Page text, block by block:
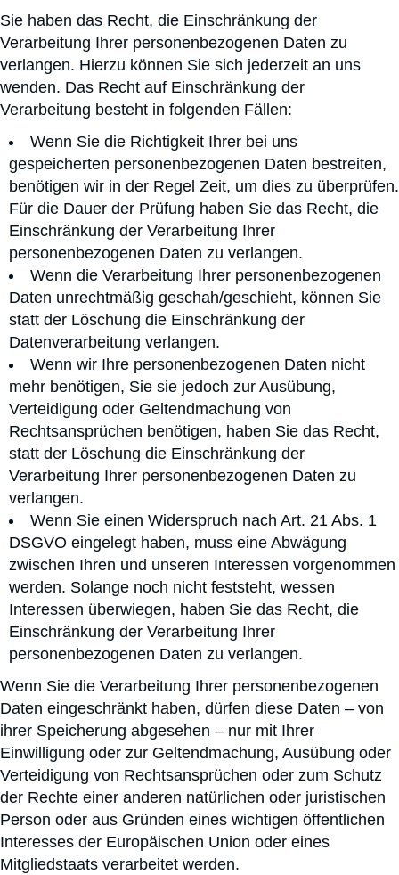
Sie haben das Recht, die Einschränkung der
Verarbeitung Ihrer personenbezogenen Daten zu
verlangen. Hierzu können Sie sich jederzeit an uns
wenden. Das Recht auf Einschränkung der
Verarbeitung besteht in folgenden Fällen:
Wenn Sie die Richtigkeit Ihrer bei uns
gespeicherten personenbezogenen Daten bestreiten,
benötigen wir in der Regel Zeit, um dies zu überprüfen.
Für die Dauer der Prüfung haben Sie das Recht, die
Einschränkung der Verarbeitung Ihrer
personenbezogenen Daten zu verlangen.
Wenn die Verarbeitung Ihrer personenbezogenen
Daten unrechtmäßig geschah/geschieht, können Sie
statt der Löschung die Einschränkung der
Datenverarbeitung verlangen.
Wenn wir Ihre personenbezogenen Daten nicht
mehr benötigen, Sie sie jedoch zur Ausübung,
Verteidigung oder Geltendmachung von
Rechtsansprüchen benötigen, haben Sie das Recht,
statt der Löschung die Einschränkung der
Verarbeitung Ihrer personenbezogenen Daten zu
verlangen.
Wenn Sie einen Widerspruch nach Art. 21 Abs. 1
DSGVO eingelegt haben, muss eine Abwägung
zwischen Ihren und unseren Interessen vorgenommen
werden. Solange noch nicht feststeht, wessen
Interessen überwiegen, haben Sie das Recht, die
Einschränkung der Verarbeitung Ihrer
personenbezogenen Daten zu verlangen.
Wenn Sie die Verarbeitung Ihrer personenbezogenen
Daten eingeschränkt haben, dürfen diese Daten – von
ihrer Speicherung abgesehen – nur mit Ihrer
Einwilligung oder zur Geltendmachung, Ausübung oder
Verteidigung von Rechtsansprüchen oder zum Schutz
der Rechte einer anderen natürlichen oder juristischen
Person oder aus Gründen eines wichtigen öffentlichen
Interesses der Europäischen Union oder eines
Mitgliedstaats verarbeitet werden.